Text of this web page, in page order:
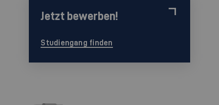
Jetzt bewerben!
Studiengang finden